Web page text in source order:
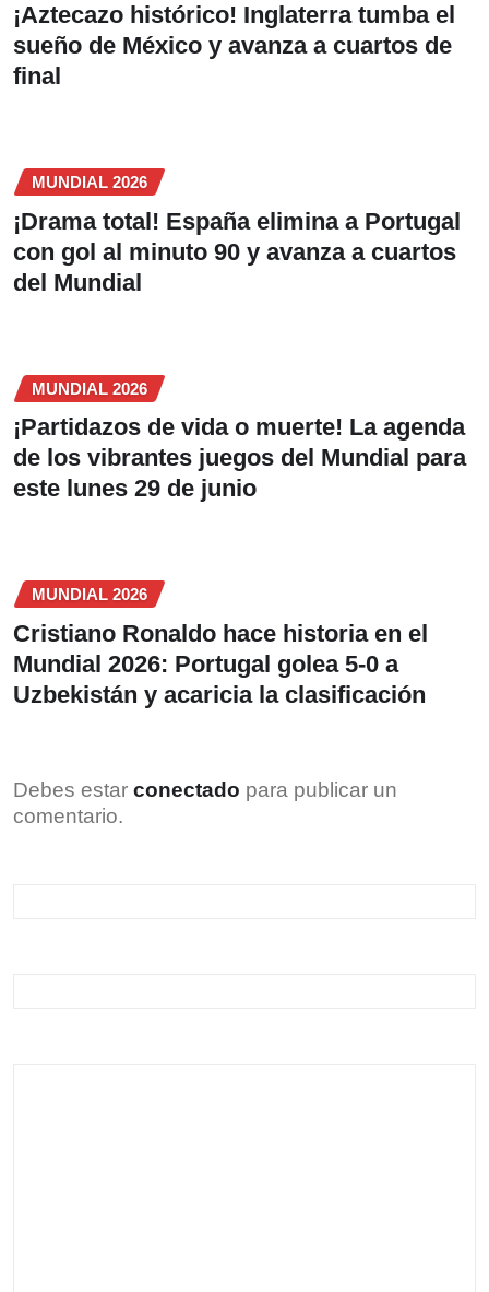
¡Aztecazo histórico! Inglaterra tumba el
sueño de México y avanza a cuartos de
final
MUNDIAL 2026
¡Drama total! España elimina a Portugal
con gol al minuto 90 y avanza a cuartos
del Mundial
MUNDIAL 2026
¡Partidazos de vida o muerte! La agenda
de los vibrantes juegos del Mundial para
este lunes 29 de junio
MUNDIAL 2026
Cristiano Ronaldo hace historia en el
Mundial 2026: Portugal golea 5-0 a
Uzbekistán y acaricia la clasificación
Debes estar conectado para publicar un
comentario.